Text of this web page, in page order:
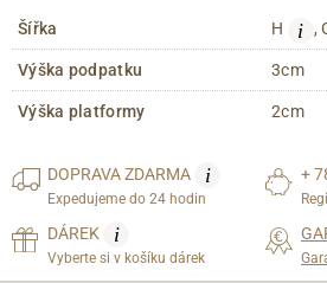
Šířka H i ,
Výška podpatku 3cm
Výška platformy 2cm
DOPRAVAZDARMA i
Expedujeme do 24 hodin
+
DÁREK i
Vyberte si v košíku dárek